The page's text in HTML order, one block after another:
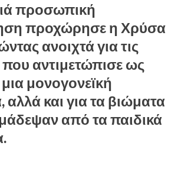
προσωπική
προχώρησε η Χρύσα
ανοιχτά για τις
που αντιμετώπισε ως
μονογονεϊκή
αλλά και για τα βιώματα
από τα παιδικά